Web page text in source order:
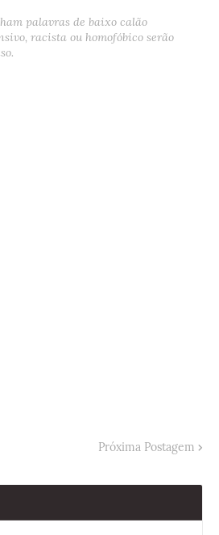
palavras de baixo calão
racista ou homofóbico serão
Próxima Postagem